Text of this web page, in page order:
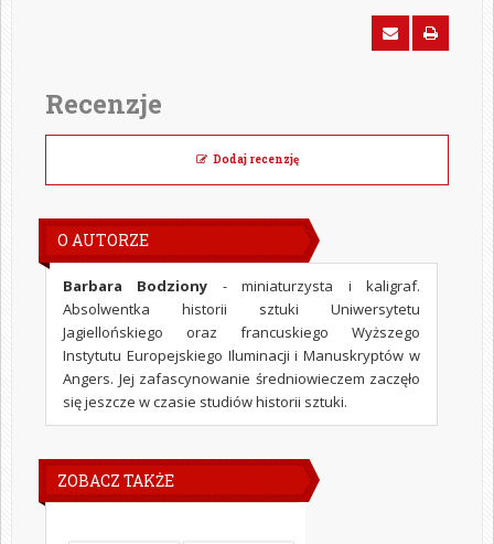
Recenzje
Dodaj recenzję
O AUTORZE
Barbara Bodziony - miniaturzysta i kaligraf.
Absolwentka historii sztuki Uniwersytetu
Jagiellońskiego oraz francuskiego Wyższego
Instytutu Europejskiego Iluminacji i Manuskryptów w
Angers. Jej zafascynowanie średniowieczem zaczęło
się jeszcze w czasie studiów historii sztuki.
ZOBACZ TAKŻE